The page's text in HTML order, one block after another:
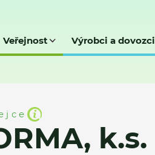
Veřejnost Výrobci a dovozci
k.s.